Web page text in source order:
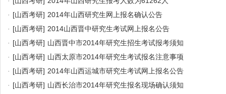
· [山西考研] 2014年山西研究生网上报名确认公告
· [山西考研] 2014山西晋中研究生考试网上报名公告
· [山西考研] 山西晋中市2014年研究生招生考试报考须知
· [山西考研] 山西太原市2014年研究生考试报名注意事项
· [山西考研] 2014年山西运城市研究生考试网上报名公告
· [山西考研] 山西长治市2014年研究生报名现场确认须知